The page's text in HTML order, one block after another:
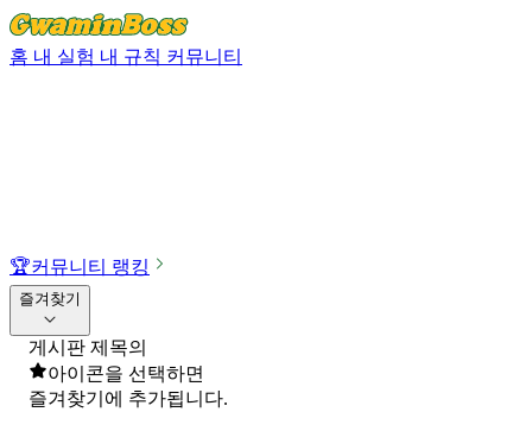
홈 내 실험 내 규칙 커뮤니티
🏆커뮤니티 랭킹
즐겨찾기
게시판 제목의
아이콘을 선택하면
즐겨찾기에 추가됩니다.